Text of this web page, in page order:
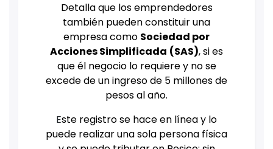
Detalla que los emprendedores
también pueden constituir una
empresa como Sociedad por
Acciones Simplificada (SAS), si es
que él negocio lo requiere y no se
excede de un ingreso de 5 millones de
pesos al año.
Este registro se hace en línea y lo
puede realizar una sola persona física